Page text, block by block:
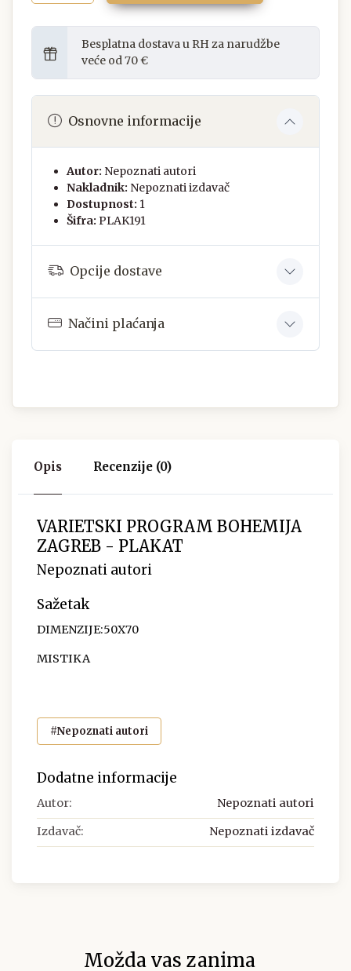
Besplatna dostava u RH za narudžbe
veće od 70 €
Osnovne informacije
Autor: Nepoznati autori
Nakladnik: Nepoznati izdavač
Dostupnost: 1
Šifra: PLAK191
Opcije dostave
Načini plaćanja
Opis Recenzije (0)
VARIETSKI PROGRAM BOHEMIJA
ZAGREB - PLAKAT
Nepoznati autori
Sažetak
DIMENZIJE:50X70
MISTIKA
#Nepoznati autori
Dodatne informacije
Autor: Nepoznati autori
Izdavač: Nepoznati izdavač
Možda vas zanima